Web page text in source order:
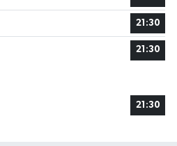
21:30
21:30
21:30